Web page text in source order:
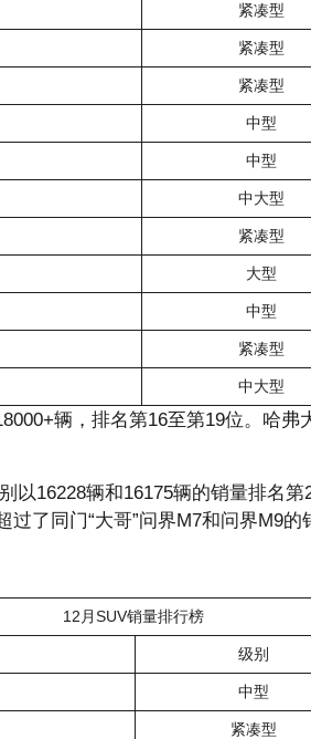
紧凑型
紧凑型
紧凑型
中型
中型
中大型
紧凑型
大型
中型
紧凑型
中大型
辆，排名第16至第19位。哈
16228辆和16175辆的销量排名
了同门“大哥”问界M7和问界M9的
12月SUV销量排行榜
级别
中型
紧凑型